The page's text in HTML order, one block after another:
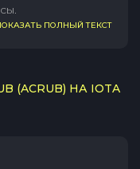
ПОЛНЫЙ ТЕКСТ
НА IOTA